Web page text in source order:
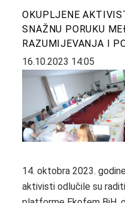
OKUPLJENE
SNAŽNU PORUKU
RAZUMIJEVANJA I
16.10.2023 14:05
14. oktobra 2023.
aktivisti odlučile su